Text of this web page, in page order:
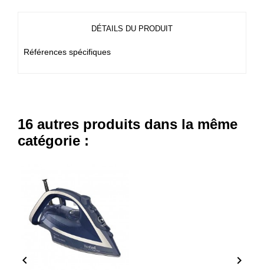
DÉTAILS DU PRODUIT
Références spécifiques
16 autres produits dans la même
catégorie :
 